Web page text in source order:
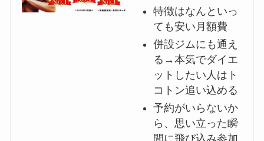
特徴はなんといっ
ても安い月額費
併設ジムにも通え
る→本気でダイエ
ットしたい人はト
コトン追い込める
予約がいらないか
ら、思い立った瞬